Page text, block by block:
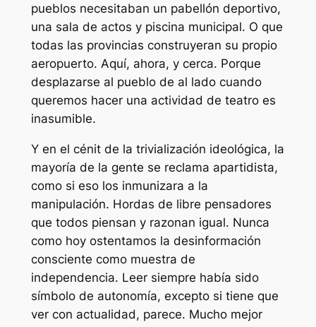
pueblos necesitaban un pabellón deportivo,
una sala de actos y piscina municipal. O que
todas las provincias construyeran su propio
aeropuerto. Aquí, ahora, y cerca. Porque
desplazarse al pueblo de al lado cuando
queremos hacer una actividad de teatro es
inasumible.
Y en el cénit de la trivialización ideológica, la
mayoría de la gente se reclama apartidista,
como si eso los inmunizara a la
manipulación. Hordas de libre pensadores
que todos piensan y razonan igual. Nunca
como hoy ostentamos la desinformación
consciente como muestra de
independencia. Leer siempre había sido
símbolo de autonomía, excepto si tiene que
ver con actualidad, parece. Mucho mejor